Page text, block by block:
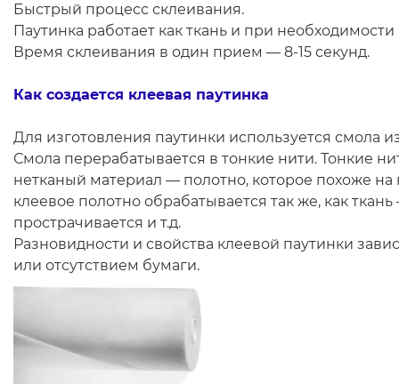
Быстрый процесс склеивания.
Паутинка работает как ткань и при
Время склеивания в один прием — 8-15 секунд.
Как создается клеевая паутинка
Для изготовления паутинки используется смола
Смола перерабатывается в тонкие нити. Тонкие
нетканый материал — полотно, которое похоже на
клеевое полотно обрабатывается так же, как
прострачивается и т.д.
Разновидности и свойства клеевой паутинки
или отсутствием бумаги.